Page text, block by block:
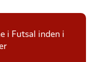
i Futsal inden i